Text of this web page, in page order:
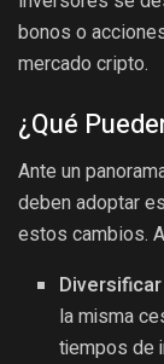
bonos o
mercado cripto.
¿Qué
Ante un
deben adoptar
estos cambios.
la misma
tiempos de